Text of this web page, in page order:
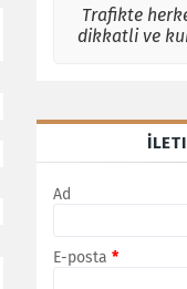
Trafikte
dikkatli ve
Ad
E-posta *